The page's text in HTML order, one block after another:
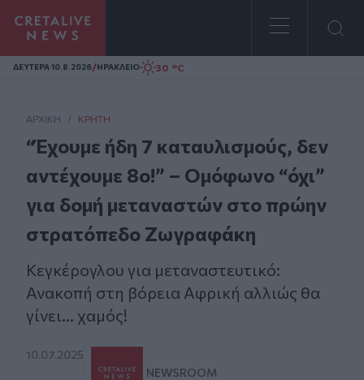
Homepage
ΔΕΥΤΕΡΑ 10.8.2026/ΗΡΑΚΛΕΙΟ 30 °C
ΑΡΧΙΚΗ / ΚΡΉΤΗ
“Έχουμε ήδη 7 καταυλισμούς, δεν
αντέχουμε 8ο!” – Ομόφωνο “όχι”
για δομή μεταναστών στο πρώην
στρατόπεδο Ζωγραφάκη
Κεγκέρογλου για μεταναστευτικό:
Ανακοπή στη βόρεια Αφρική αλλιώς θα
γίνει... χαμός!
10.07.2025
NEWSROOM